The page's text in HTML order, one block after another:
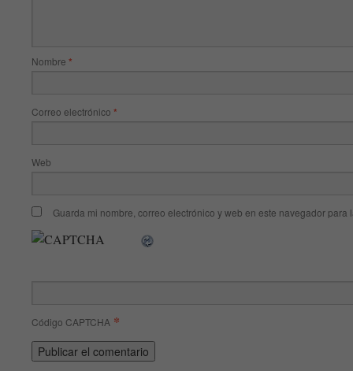
Nombre *
Correo electrónico *
Web
Guarda mi nombre, correo electrónico y web en este navegador para
Código CAPTCHA *